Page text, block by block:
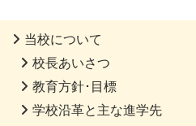
当校について
校長あいさつ
教育方針･目標
学校沿革と主な進学先